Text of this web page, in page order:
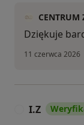
CENTRUM
Dziękuje
11 czerwca 2026
I.Z